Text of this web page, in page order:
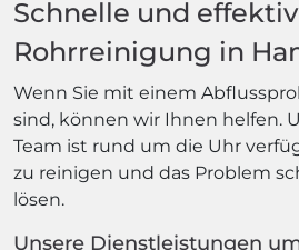
Schnelle und
Rohrreinigung in
Wenn Sie mit einem
sind, können wir Ihnen helfen.
Team ist rund um die Uhr
zu reinigen und das Problem
lösen.
Unsere Dienstleistungen